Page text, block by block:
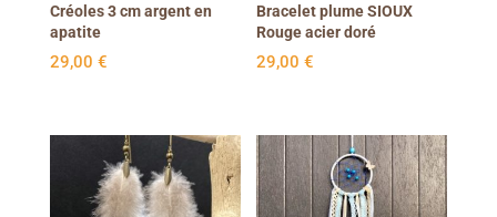
Créoles 3 cm argent en
apatite
29,00 €
Bracelet plume SIOUX
Rouge acier doré
29,00€